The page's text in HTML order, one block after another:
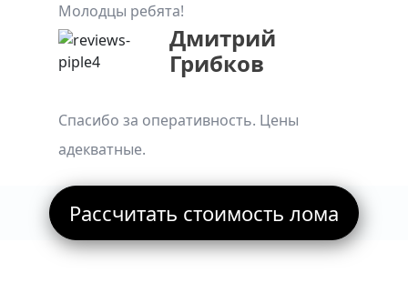
Молодцы ребята!
Дмитрий
Грибков
Спасибо за оперативность. Цены
адекватные.
Рассчитать стоимость лома